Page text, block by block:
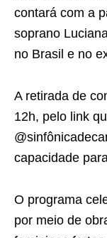
contará com a
soprano
no Brasil e no
A retirada de
12h, pelo link
capacidade
O programa
por meio de